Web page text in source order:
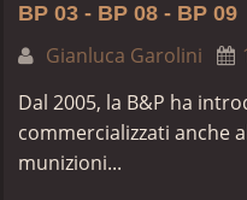
BP 03 - BP 08 - BP 09
Gianluca Garolini
Dal 2005, la B&P ha
commercializzati anche
munizioni...